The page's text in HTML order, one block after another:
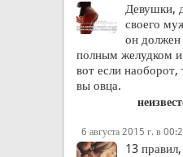
Девушки,
своего
он должен
полным желудком
вот если наоборот,
вы овца.
6 августа 2015 г. в
13